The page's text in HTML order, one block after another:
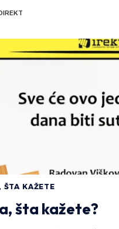
ŠTA KAŽETE
šta kažete?